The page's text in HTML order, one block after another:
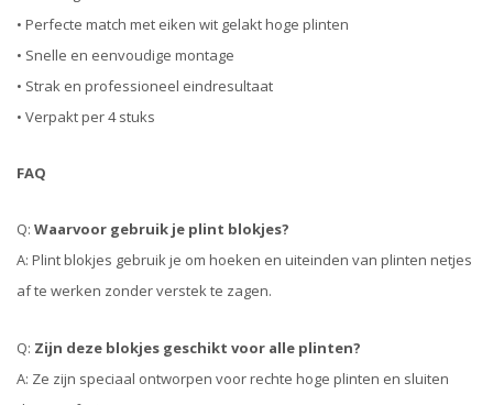
• Perfecte match met eiken wit gelakt hoge plinten
• Snelle en eenvoudige montage
• Strak en professioneel eindresultaat
• Verpakt per 4 stuks
FAQ
Q: Waarvoor gebruik je plint blokjes?
A: Plint blokjes gebruik je om hoeken en uiteinden van plinten netjes
af te werken zonder verstek te zagen.
Q: Zijn deze blokjes geschikt voor alle plinten?
A: Ze zijn speciaal ontworpen voor rechte hoge plinten en sluiten